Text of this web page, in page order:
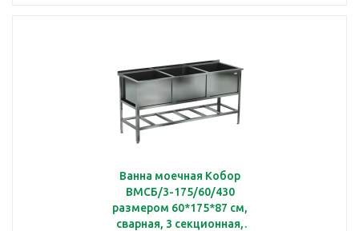
Ванна моечная Кобор
ВМСБ/3-175/60/430
размером 60*175*87 см,
сварная, 3 секционная,